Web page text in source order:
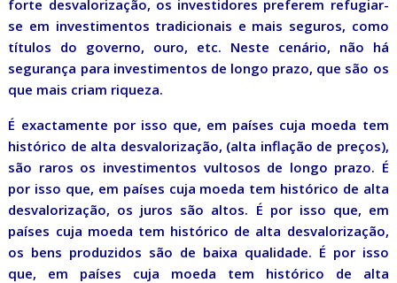
forte desvalorização, os investidores preferem refugiar-
se em investimentos tradicionais e mais seguros, como
títulos do governo, ouro, etc. Neste cenário, não há
segurança para investimentos de longo prazo, que são os
que mais criam riqueza.
É exactamente por isso que, em países cuja moeda tem
histórico de alta desvalorização, (alta inflação de preços),
são raros os investimentos vultosos de longo prazo. É
por isso que, em países cuja moeda tem histórico de alta
desvalorização, os juros são altos. É por isso que, em
países cuja moeda tem histórico de alta desvalorização,
os bens produzidos são de baixa qualidade. É por isso
que, em países cuja moeda tem histórico de alta